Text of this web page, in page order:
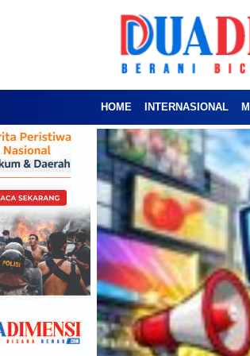
HOME INTERNASIONAL